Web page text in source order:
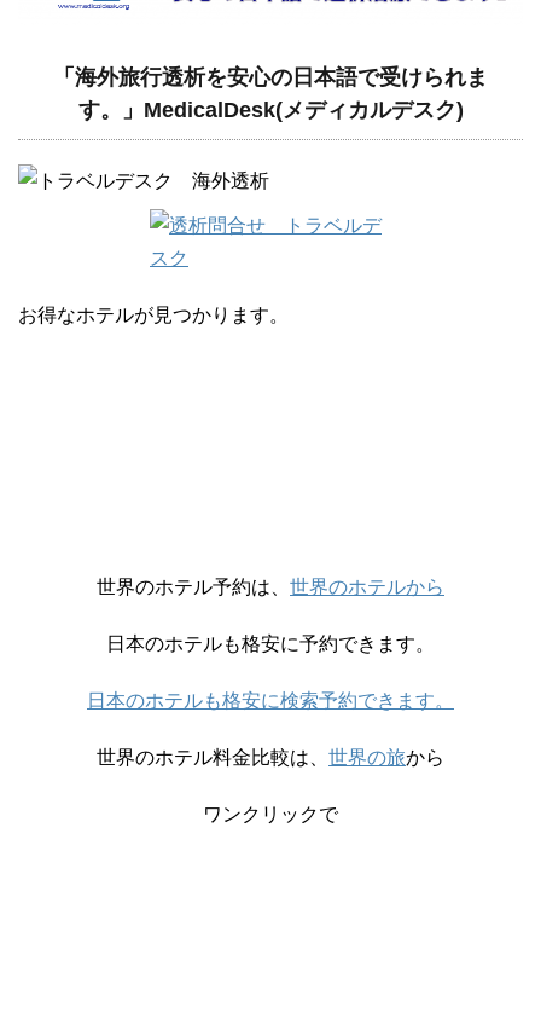
「海外旅行透析を安心の日本語で受けられま
す。」MedicalDesk(メディカルデスク)
お得なホテルが見つかります。
世界のホテル予約は、 世界のホテルから
日本のホテルも格安に予約できます。
日本のホテルも格安に検索予約できます。
世界のホテル料金比較は、 世界の旅から
ワンクリックで